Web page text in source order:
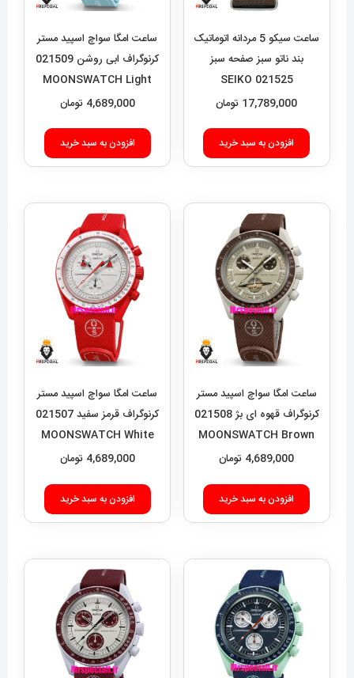
ساعت سیکو 5 مردانه اتوماتیک
بند ناتو سبز صفحه سبز
021525 SEIKO
17,789,000 تومان
افزودن به سبد خرید
ساعت امگا سواچ اسپید مستر
کرنوگراف ابی روشن 021509
MOONSWATCH Light
Blue White
4,689,000 تومان
افزودن به سبد خرید
ساعت امگا سواچ اسپید مستر
کرنوگراف قهوه ای بژ 021508
MOONSWATCH Brown
Beige
4,689,000 تومان
افزودن به سبد خرید
ساعت امگا سواچ اسپید مستر
کرنوگراف قرمز سفید 021507
MOONSWATCH White
Red
4,689,000 تومان
افزودن به سبد خرید